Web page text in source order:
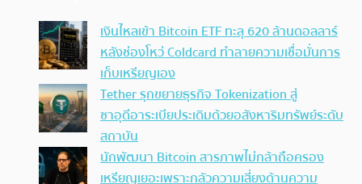
เงินไหลเข้า Bitcoin ETF ทะลุ 620 ล้านดอลลาร์
หลังช่องโหว่ Coldcard ทำลายความเชื่อมั่นการ
เก็บเหรียญเอง
Tether รุกขยายธุรกิจ Tokenization สู่
ซาอุดีอาระเบียประเดิมด้วยอสังหาริมทรัพย์ระดับ
สถาบัน
นักพัฒนา Bitcoin สารภาพไม่กล้าถือครอง
เหรียญเยอะเพราะกลัวความเสี่ยงด้านความ